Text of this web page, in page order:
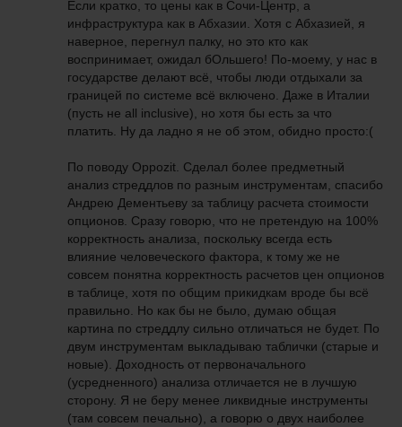
Если кратко, то цены как в Сочи-Центр, а
инфраструктура как в Абхазии. Хотя с Абхазией, я
наверное, перегнул палку, но это кто как
воспринимает, ожидал бОльшего! По-моему, у нас в
государстве делают всё, чтобы люди отдыхали за
границей по системе всё включено. Даже в Италии
(пусть не all inclusive), но хотя бы есть за что
платить. Ну да ладно я не об этом, обидно просто:(
По поводу Oppozit. Сделал более предметный
анализ стреддлов по разным инструментам, спасибо
Андрею Дементьеву за таблицу расчета стоимости
опционов. Сразу говорю, что не претендую на 100%
корректность анализа, поскольку всегда есть
влияние человеческого фактора, к тому же не
совсем понятна корректность расчетов цен опционов
в таблице, хотя по общим прикидкам вроде бы всё
правильно. Но как бы не было, думаю общая
картина по стреддлу сильно отличаться не будет. По
двум инструментам выкладываю таблички (старые и
новые). Доходность от первоначального
(усредненного) анализа отличается не в лучшую
сторону. Я не беру менее ликвидные инструменты
(там совсем печально), а говорю о двух наиболее